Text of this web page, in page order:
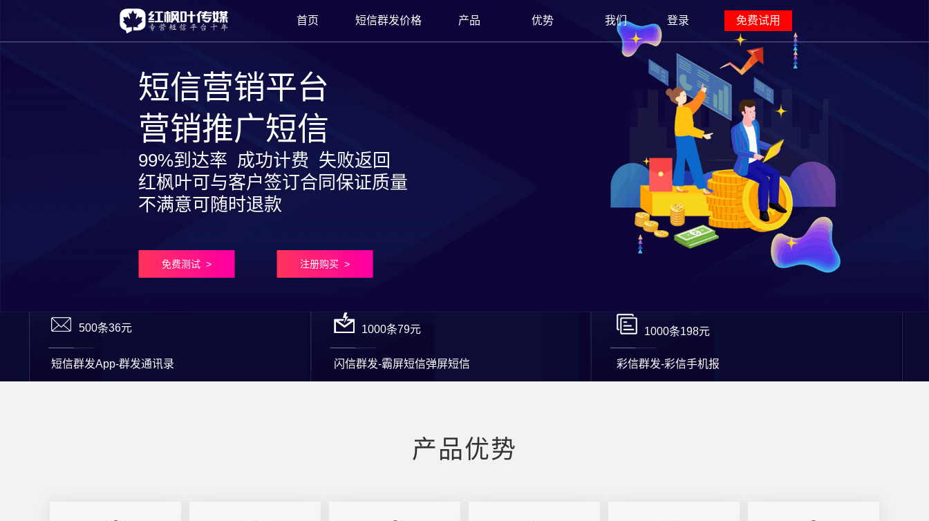
首页 短信群发价格 产品 优势 我们 登录 免费试用
短信营销平台
营销推广短信
99%到达率 成功计费 失败返回
红枫叶可与客户签订合同保证质量
不满意可随时退款
免费测试 > 注册购买 >
500条36元
短信群发App-群发通讯录
1000条79元
闪信群发-霸屏短信弹屏短信
1000条198元
彩信群发-彩信手机报
产品优势